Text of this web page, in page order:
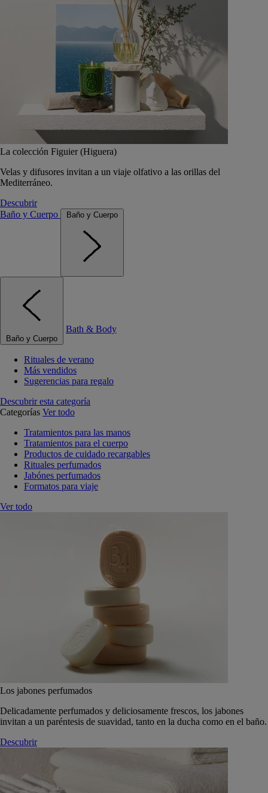
La colección Figuier (Higuera)
Velas y difusores invitan a un viaje olfativo a las orillas del
Mediterráneo.
Descubrir
Baño y Cuerpo
Baño y Cuerpo
Baño y Cuerpo
Bath & Body
Rituales de verano
Más vendidos
Sugerencias para regalo
Descubrir esta categoría
Categorías Ver todo
Tratamientos para las manos
Tratamientos para el cuerpo
Productos de cuidado recargables
Rituales perfumados
Jabónes perfumados
Formatos para viaje
Ver todo
Los jabones perfumados
Delicadamente perfumados y deliciosamente frescos, los jabones
invitan a un paréntesis de suavidad, tanto en la ducha como en el baño.
Descubrir